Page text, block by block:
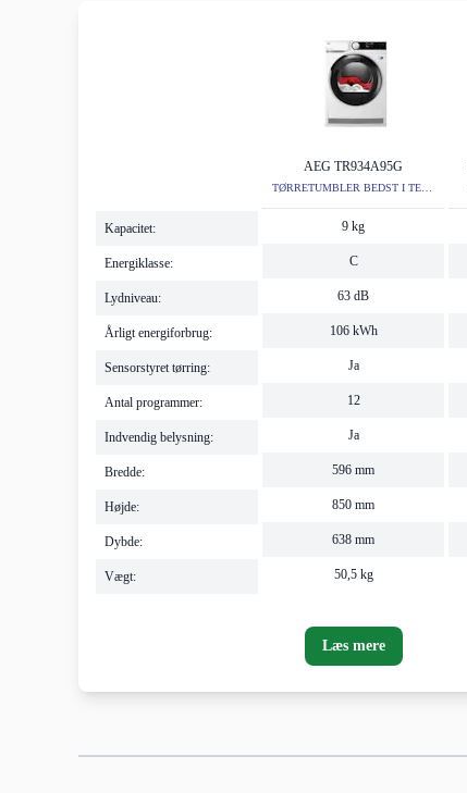
Kapacitet:
Energiklasse:
Lydniveau:
Årligt energiforbrug:
Sensorstyret tørring:
Antal programmer:
Indvendig belysning:
Bredde:
Højde:
Dybde:
Vægt:
AEG TR934A95G
TØRRETUMBLER BEDST I TEST
9 kg
C
63 dB
106 kWh
Ja
12
Ja
596 mm
850 mm
638 mm
50,5 kg
Læs mere